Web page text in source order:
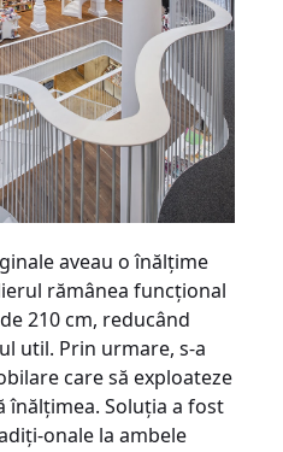
aveau o înălţime
rămânea funcţional
210 cm, reducând
util. Prin urmare, s-a
care să exploateze
Soluţia a fost
onale la ambele